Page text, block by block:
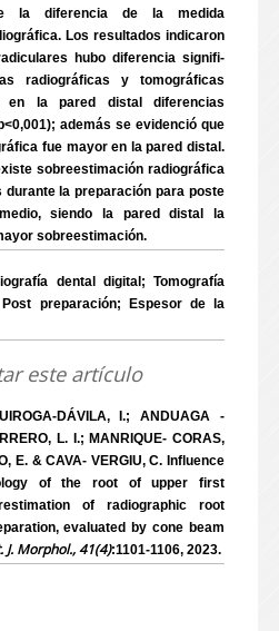
la diferencia de la medida
Los resultados indicaron
hubo diferencia signifi-
radiográficas y tomográficas
en la pared distal diferencias
además se evidenció que
fue mayor en la pared distal.
sobreestimación radiográfica
la preparación para poste
siendo la pared distal la
sobreestimación.
dental digital; Tomografía
Post preparación; Espesor de la
este artículo
DÁVILA, I.; ANDUAGA -
L. I.; MANRIQUE- CORAS,
E. & CAVA- VERGIU, C. Influence
of the root of upper first
of radiographic root
evaluated by cone beam
J. Morphol., 41(4):1101-1106, 2023.